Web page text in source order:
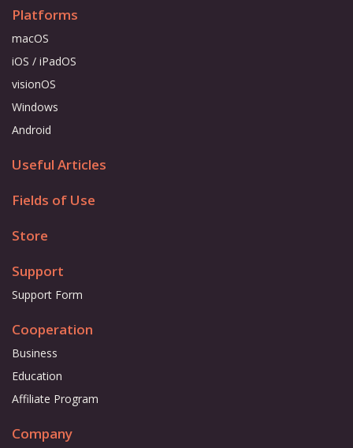
Platforms
macOS
iOS / iPadOS
visionOS
Windows
Android
Useful Articles
Fields of Use
Store
Support
Support Form
Cooperation
Business
Education
Affiliate Program
Company